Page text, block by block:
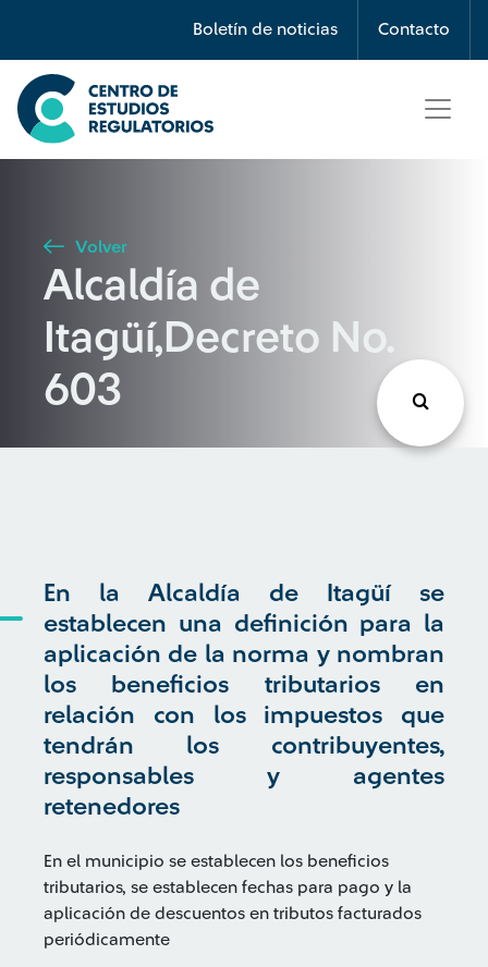
Boletín de noticias Contacto
Búsqueda
Seleccione país
Buscar
Volver
Alcaldía de
Itagüí,Decreto No.
603
En la Alcaldía de Itagüí se
establecen una definición para la
aplicación de la norma y nombran
los beneficios tributarios en
relación con los impuestos que
tendrán los contribuyentes,
responsables y agentes
retenedores
En el municipio se establecen los beneficios
tributarios, se establecen fechas para pago y la
aplicación de descuentos en tributos facturados
periódicamente